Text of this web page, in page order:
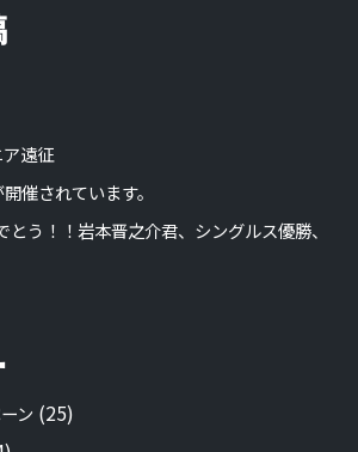
遠征
催されています。
とう！！岩本晋之介君、シングルス優勝、
ン (25)